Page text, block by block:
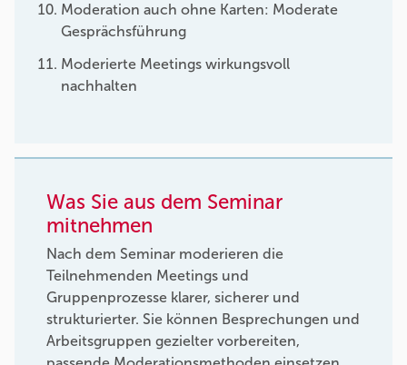
Moderation auch ohne Karten: Moderate
Gesprächsführung
Moderierte Meetings wirkungsvoll
nachhalten
Was Sie aus dem Seminar
mitnehmen
Nach dem Seminar moderieren die
Teilnehmenden Meetings und
Gruppenprozesse klarer, sicherer und
strukturierter. Sie können Besprechungen und
Arbeitsgruppen gezielter vorbereiten,